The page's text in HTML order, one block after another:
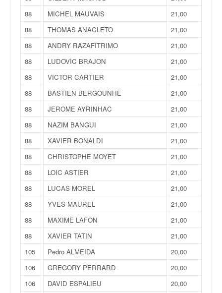
88
MICHEL MAUVAIS
21,00
88
THOMAS ANACLETO
21,00
88
ANDRY RAZAFITRIMO
21,00
88
LUDOVIC BRAJON
21,00
88
VICTOR CARTIER
21,00
88
BASTIEN BERGOUNHE
21,00
88
JEROME AYRINHAC
21,00
88
NAZIM BANGUI
21,00
88
XAVIER BONALDI
21,00
88
CHRISTOPHE MOYET
21,00
88
LOIC ASTIER
21,00
88
LUCAS MOREL
21,00
88
YVES MAUREL
21,00
88
MAXIME LAFON
21,00
88
XAVIER TATIN
21,00
105
Pedro ALMEIDA
20,00
106
GREGORY PERRARD
20,00
106
DAVID ESPALIEU
20,00